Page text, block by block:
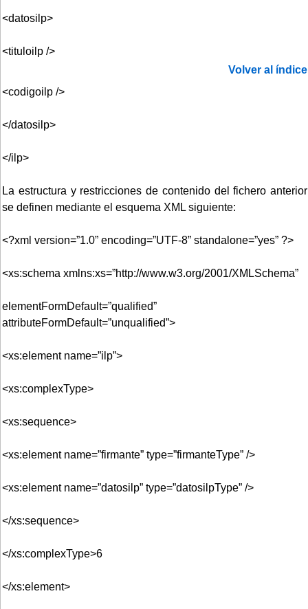
<datosilp>
<tituloilp />
Volver al índice
<codigoilp />
</datosilp>
</ilp>
La estructura y restricciones de contenido del fichero anterior
se definen mediante el esquema XML siguiente:
<?xml version=”1.0” encoding=”UTF-8” standalone=”yes” ?>
<xs:schema xmlns:xs=”http://www.w3.org/2001/XMLSchema”
elementFormDefault=”qualified”
attributeFormDefault=”unqualified”>
<xs:element name=”ilp”>
<xs:complexType>
<xs:sequence>
<xs:element name=”firmante” type=”firmanteType” />
<xs:element name=”datosilp” type=”datosilpType” />
</xs:sequence>
</xs:complexType>6
</xs:element>